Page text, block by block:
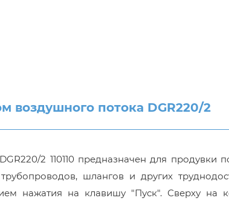
воздушного потока DGR220/2
2 110110 предназначен для продувки
шлангов и других
нажатия на клавишу "Пуск". Сверху на